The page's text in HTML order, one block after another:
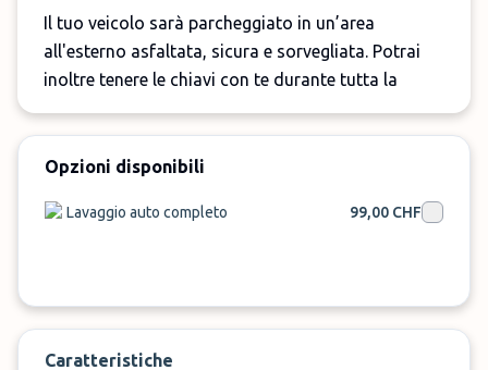
Il tuo veicolo sarà parcheggiato in un’area
all'esterno asfaltata, sicura e sorvegliata. Potrai
inoltre tenere le chiavi con te durante tutta la
ParkMundo
e parti senza stress dall'aeroporto di
Zurigo!
La navetta è inclusa per un massimo di 5
persone, ogni passeggero extra paga una tariffa
aggiuntiva di 20 CHF.
Opzioni disponibili
Lavaggio auto completo 99,00 CHF
Caratteristiche